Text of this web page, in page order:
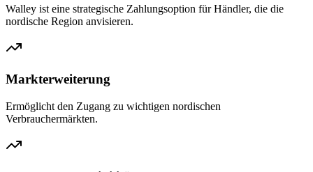
Walley ist eine strategische Zahlungsoption für Händler, die die
nordische Region anvisieren.
Markterweiterung
Ermöglicht den Zugang zu wichtigen nordischen
Verbrauchermärkten.